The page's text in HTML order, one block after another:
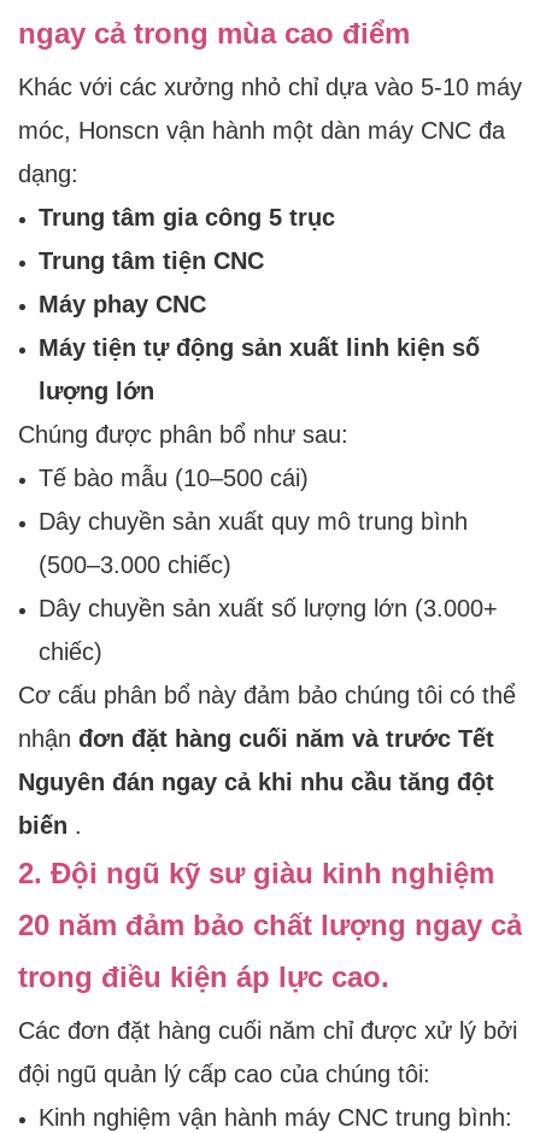
ngay cả trong mùa cao điểm
Khác với các xưởng nhỏ chỉ dựa vào 5-10 máy
móc, Honscn vận hành một dàn máy CNC đa
dạng:
Trung tâm gia công 5 trục
Trung tâm tiện CNC
Máy phay CNC
Máy tiện tự động sản xuất linh kiện số
lượng lớn
Chúng được phân bổ như sau:
Tế bào mẫu (10–500 cái)
Dây chuyền sản xuất quy mô trung bình
(500–3.000 chiếc)
Dây chuyền sản xuất số lượng lớn (3.000+
chiếc)
Cơ cấu phân bổ này đảm bảo chúng tôi có thể
nhận đơn đặt hàng cuối năm và trước Tết
Nguyên đán ngay cả khi nhu cầu tăng đột
biến .
2. Đội ngũ kỹ sư giàu kinh nghiệm
20 năm đảm bảo chất lượng ngay cả
trong điều kiện áp lực cao.
Các đơn đặt hàng cuối năm chỉ được xử lý bởi
đội ngũ quản lý cấp cao của chúng tôi:
Kinh nghiệm vận hành máy CNC trung bình: